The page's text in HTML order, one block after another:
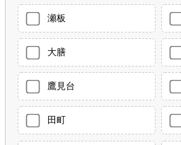
瀬板
大膳
鷹見台
田町